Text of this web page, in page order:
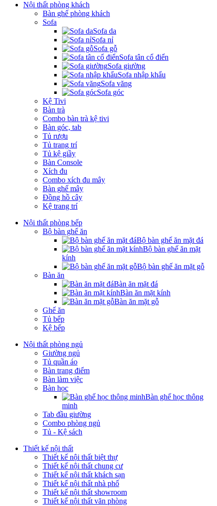
Nội thất phòng khách
Bàn ghế phòng khách
Sofa
Sofa da
Sofa nỉ
Sofa gỗ
Sofa tân cổ điển
Sofa giường
Sofa nhập khẩu
Sofa văng
Sofa góc
Kệ Tivi
Bàn trà
Combo bàn trà kệ tivi
Bàn góc, tab
Tủ rượu
Tủ trang trí
Tủ kệ giầy
Bàn Console
Xích đu
Combo xích đu mây
Bàn ghế mây
Đồng hồ cây
Kệ trang trí
Nội thất phòng bếp
Bộ bàn ghế ăn
Bộ bàn ghế ăn mặt đá
Bộ bàn ghế ăn mặt
kính
Bộ bàn ghế ăn mặt gỗ
Bàn ăn
Bàn ăn mặt đá
Bàn ăn mặt kính
Bàn ăn mặt gỗ
Ghế ăn
Tủ bếp
Kệ bếp
Nội thất phòng ngủ
Giường ngủ
Tủ quần áo
Bàn trang điểm
Bàn làm việc
Bàn học
Bàn ghế học thông
minh
Tab đầu giường
Combo phòng ngủ
Tủ - Kệ sách
Thiết kế nội thất
Thiết kế nội thất biệt thự
Thiết kế nội thất chung cư
Thiết kế nội thất khách sạn
Thiết kế nội thất nhà phố
Thiết kế nội thất showroom
Thiết kế nội thất văn phòng